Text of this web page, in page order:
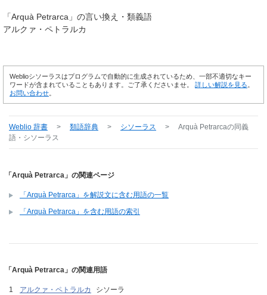
「Arquà Petrarca 」の言い換え・類義語
アルクァ・ペトラルカ
Weblioシソーラスはプログラムで自動的に生成されているため、一部不適切なキー
ワードが含まれていることもあります。ご了承くださいませ。 詳しい解説を見る
お問い合わせ
Weblio 辞書 > 類語辞典 > シソーラス > Arquà Petrarcaの同義
語・シソーラス
「Arquà Petrarca」の関連ページ
「Arquà Petrarca」を解説文に含む用語の一覧
「Arquà Petrarca」を含む用語の索引
「Arquà Petrarca」の関連用語
アルクァ・ペトラルカ
シソーラ